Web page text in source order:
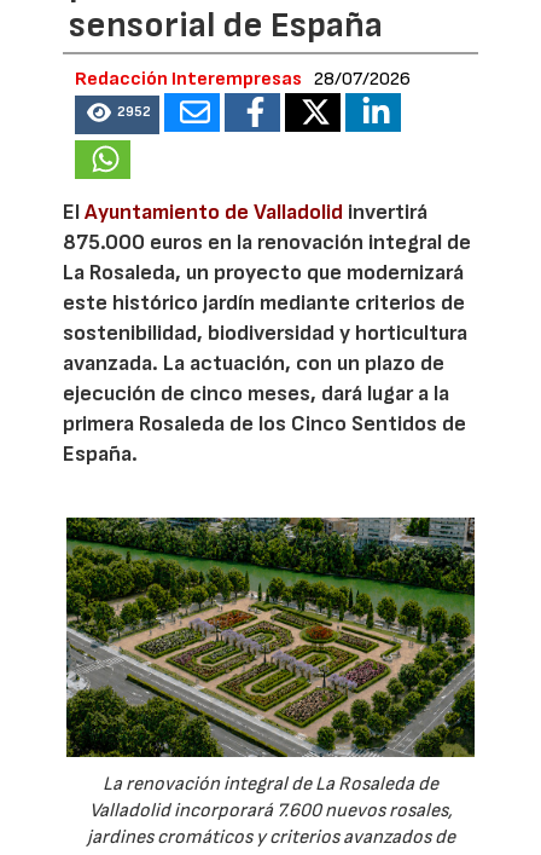
sensorial de España
Redacción Interempresas 28/07/2026
2952
ElAyuntamiento de Valladolid invertirá
875.000 euros en la renovación integral de
La Rosaleda, un proyecto que modernizará
este histórico jardín mediante criterios de
sostenibilidad, biodiversidad y horticultura
avanzada. La actuación, con un plazo de
ejecución de cinco meses, dará lugar a la
primera Rosaleda de los Cinco Sentidos de
España.
La renovación integral de La Rosaleda de
Valladolid incorporará 7.600 nuevos rosales,
jardines cromáticos y criterios avanzados de